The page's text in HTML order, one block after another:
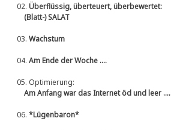
02.Überflüssig, überteuert, überbewertet:
(Blatt-) SALAT
03.Wachstum
04.Am Ende der Woche ....
05. Optimierung:
Am Anfang war das Internet öd und leer ....
06.*Lügenbaron*